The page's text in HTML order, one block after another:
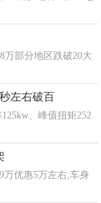
万部分地区跌破20大
左右破百
、峰值扭矩252
万优惠5万左右;车身